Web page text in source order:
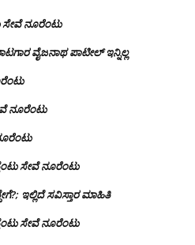
ಸೇವೆ ನೂರೆಂಟು
ವೈಜನಾಥ ಪಾಟೀಲ್ ಇನ್ನಿಲ್ಲ
ನೂರೆಂಟು
ಸೇವೆ ನೂರೆಂಟು
ಇಲ್ಲಿದೆ ಸವಿಸ್ತಾರ ಮಾಹಿತಿ
ಸೇವೆ ನೂರೆಂಟು